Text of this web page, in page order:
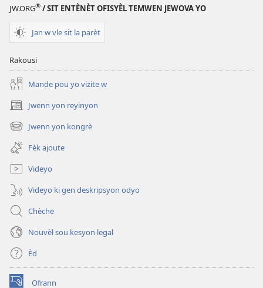
JW.ORG® / SIT ENTÈNÈT OFISYÈL TEMWEN JEWOVA YO
Jan w vle sit la parèt
Rakousi
Mande pou yo vizite w
Jwenn yon reyinyon
(opens
new
window)
Jwenn yon kongrè
(opens
new
window)
Fèk ajoute
Videyo
Videyo ki gen deskripsyon odyo
Chèche
Nouvèl sou kesyon legal
Èd
Ofrann